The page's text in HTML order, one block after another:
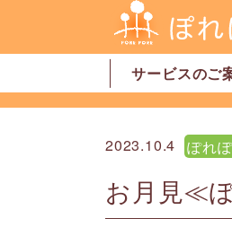
サービスのご
居宅介護支援
訪問介護
訪問看護
デイサービス
グループホーム
地域密着型特
ショートステイ
有料老人ホーム
サービス付高
家事代行サー
「認可」小規
2023.10.4 ぽれ
お月見≪